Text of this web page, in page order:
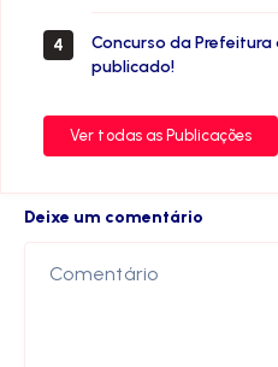
4
Concurso da
publicado!
Ver todas as Publicações
Deixe um comentário